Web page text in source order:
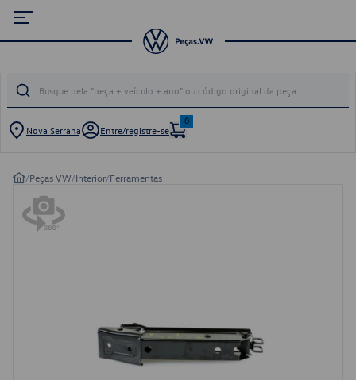
Nova Serrana Entre/registre-se
0
/Peças VW/Interior/Ferramentas